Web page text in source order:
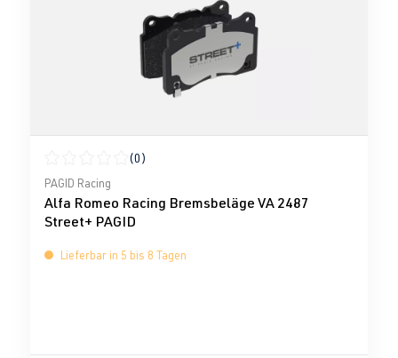
Durchschnittliche Bewertung von 0 von 5 Sternen
(0)
PAGID Racing
Alfa Romeo Racing Bremsbeläge VA 2487
Street+ PAGID
Lieferbar in 5 bis 8 Tagen